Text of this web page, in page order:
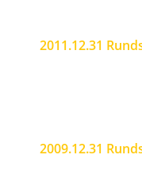
2011.12.31
2009.12.31